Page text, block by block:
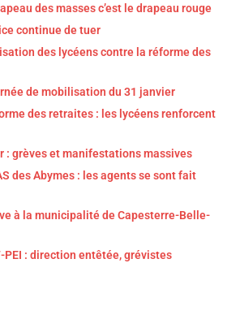
des masses c’est le drapeau rouge
continue de tuer
des lycéens contre la réforme des
de mobilisation du 31 janvier
des retraites : les lycéens renforcent
: grèves et manifestations massives
des Abymes : les agents se sont fait
à la municipalité de Capesterre-Belle-
PEI : direction entêtée, grévistes